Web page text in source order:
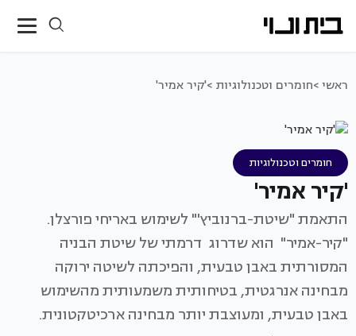
ראשי >חומרים וטכנולוגיות >'קיר אמיר'
חומרים וטכנולוגיות
'קיר אמיר'
התאמת "שיטת-ברנוביץ'" לשימוש באריחי פורצלן.
"קיר-אמיר" הוא שדרוג דרמתי של שיטת הבניה
המסורתית באבן טבעית, והפיכתה לשיטה ירוקה
מבחינה אנרגטית, בטיחותית משמעותית מהשימוש
באבן טבעית, ומעוצבת יותר מבחינה ארכיטקטונית.